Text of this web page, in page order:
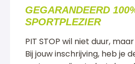
GEGARANDEERD
SPORTPLEZIER
PIT STOP wil niet duur,
Bij jouw inschrijving, heb je